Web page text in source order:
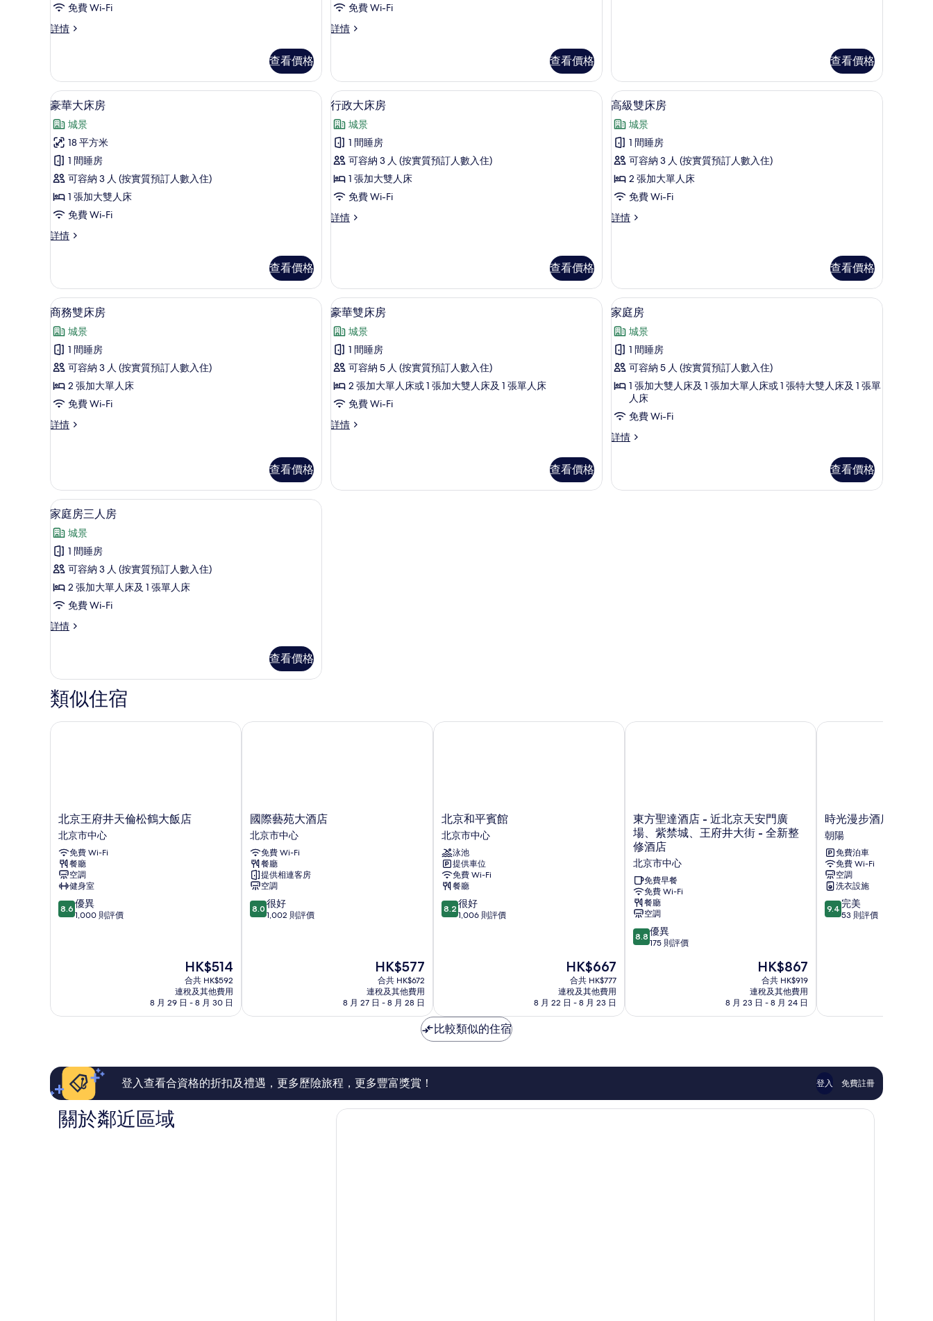
房
的
免費 Wi-Fi
詳情
溫
房
詳
情
查看價格
房
的
免費 Wi-Fi
詳情
高
房
詳
情
查看價格 查看價格
載
入
所
有
豪
華
大
房
相
片
羽絨被、書桌、手提電腦工作空間、遮光窗簾/窗簾
12
豪華大床房
城景
18 平方米
1 間睡房
可容納 3 人 (按實質預訂人數入住)
1 張加大雙人床
免費 Wi-Fi
詳情
豪
房
詳
情
查看價格
載
入
所
有
行
政
床
相
片
行政大床房 | 羽絨被、書桌、手提電腦工作空間、遮光窗簾/窗簾
13
行政大床房
城景
1 間睡房
可容納 3 人 (按實質預訂人數入住)
1 張加大雙人床
免費 Wi-Fi
詳情
行
詳
情
查看價格
載
入
所
有
高
級
床
相
片
高級雙床房 | 羽絨被、書桌、手提電腦工作空
12
高級雙床房
城景
1 間睡房
可容納 3 人 (按實質預訂人數入住)
2 張加大單人床
免費 Wi-Fi
詳情
高
詳
情
查看價格
載
入
所
有
商
務
床
相
片
羽絨被、書桌、手提電腦工作空間、遮光窗簾/窗簾
11
商務雙床房
城景
1 間睡房
可容納 3 人 (按實質預訂人數入住)
2 張加大單人床
免費 Wi-Fi
詳情
商
詳
情
查看價格
載
入
所
有
豪
華
床
相
豪華雙床房 | 羽絨被、書桌、手提電腦工作空間、遮光窗簾/窗簾
13
豪華雙床房
城景
1 間睡房
可容納 5 人 (按實質預訂人數入住)
2 張加大單人床或 1 張加大雙人床及 1 張單人床
免費 Wi-Fi
詳情
豪
詳
查看價格
載
入
所
有
家
房
的
家庭房 | 羽絨被、書桌、手提電腦工作空間、
15
家庭房
城景
1 間睡房
可容納 5 人 (按實質預訂人數入住)
1 張加大雙人床及 1 張加大單人床或 1 張特大雙人床及 1 張單
人床
免費 Wi-Fi
詳情
家
情
查看價格
載
入
所
有
家
庭
三
房
的
相
片
家庭房三人房 | 羽絨被、書桌、手提電腦工作空間、遮光窗簾/窗簾
8
家庭房三人房
城景
1 間睡房
可容納 3 人 (按實質預訂人數入住)
2 張加大單人床及 1 張單人床
免費 Wi-Fi
詳情
家
人
房
詳
情
查看價格
類似住宿
北
京
王
府
井
天
倫
松
鶴
心
北京王府井天倫松鶴大飯店
北京市中心
免費 Wi-Fi
餐廳
空調
健身室
8.6
分
1,000
篇
評
價
8.6 優異
1,000 則評價
現
售
HK$514
HK$514
合共 HK$592
連稅及其他費用
8 月 29 日 - 8 月 30 日
北京王府井天倫松鶴大飯店
國
際
藝
苑
大
酒
店
北
京
國際藝苑大酒店
北京市中心
免費 Wi-Fi
餐廳
提供相連客房
空調
8.0
分
1,002
篇
評
價
8.0 很好
1,002 則評價
現
售
HK$577
HK$577
合共 HK$672
連稅及其他費用
8 月 27 日 - 8 月 28 日
國際藝苑大酒店
北
京
和
平
賓
館
北
京
市
北京和平賓館
北京市中心
泳池
提供車位
免費 Wi-Fi
餐廳
8.2
分
1,006
則
評
篇
8.2 很好
1,006 則評價
現
售
HK$667
HK$667
合共 HK$777
連稅及其他費用
8 月 22 日 - 8 月 23 日
北京和平賓館
東
方
聖
達
酒
店
-
近
北
京
天
禁
井
東方聖達酒店 - 近北京天安門廣
場、紫禁城、王府井大街 - 全新整
修酒店
北京市中心
免費早餐
免費 Wi-Fi
餐廳
空調
8.8
分
優
評
評
8.8 優異
175 則評價
現
售
HK$867
HK$867
合共 HK$919
連稅及其他費用
8 月 23 日 - 8 月 24 日
東方聖達酒店 - 近北京天安門廣場、紫禁城、王府井大街 - 全
時
光
漫
步
酒
店
(北
京
勁
時光漫步酒店 (北京
朝陽
免費泊車
免費 Wi-Fi
空調
洗衣設施
9.4
分
53
篇
評
價
9.4 完美
53 則評價
時光漫步酒店 (北京勁
比較類似的住宿
登入查看合資格的折扣及禮遇，更多歷險旅程，更多豐富獎賞！ 登入 免費註冊
關於鄰近區域